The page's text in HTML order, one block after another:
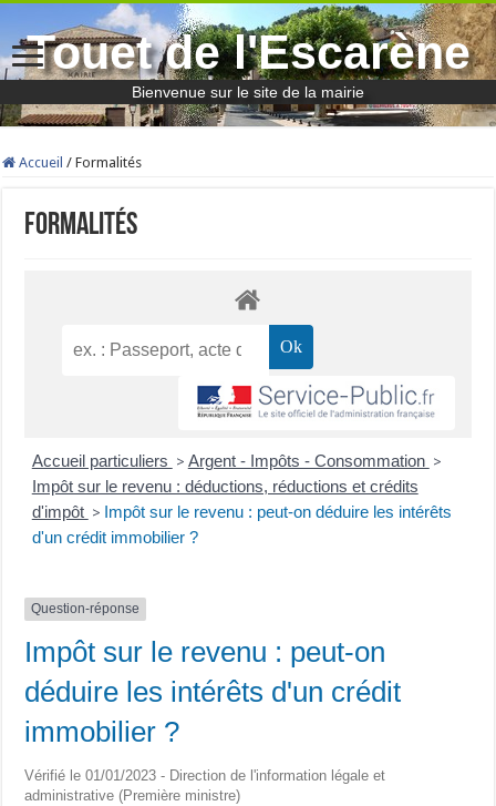
Touet de l'Escarène
Bienvenue sur le site de la mairie
Accueil / Formalités
Formalités
Accueil particuliers > Argent - Impôts - Consommation >
Impôt sur le revenu : déductions, réductions et crédits
d'impôt > Impôt sur le revenu : peut-on déduire les intérêts
d'un crédit immobilier ?
Question-réponse
Impôt sur le revenu : peut-on
déduire les intérêts d'un crédit
immobilier ?
Vérifié le 01/01/2023 - Direction de l'information légale et
administrative (Première ministre)